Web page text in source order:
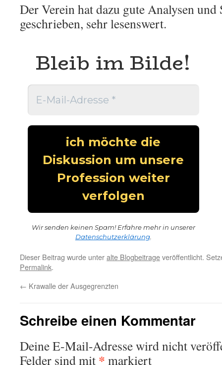
Der Verein hat dazu gute Analysen und
geschrieben, sehr lesenswert.
Bleib im Bilde!
Wir senden keinen Spam! Erfahre mehr in unserer
Datenschutzerklärung.
Dieser Beitrag wurde unteralte Blogbeitrageveröffentlicht.
Permalink.
← Krawalle der Ausgegrenzten
Schreibe einen Kommentar
Deine E-Mail-Adresse wird nicht
Felder sind mit * markiert